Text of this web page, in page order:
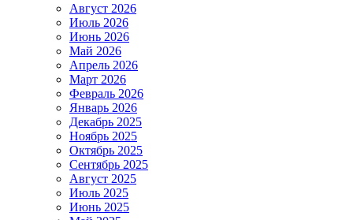
Август 2026
Июль 2026
Июнь 2026
Май 2026
Апрель 2026
Март 2026
Февраль 2026
Январь 2026
Декабрь 2025
Ноябрь 2025
Октябрь 2025
Сентябрь 2025
Август 2025
Июль 2025
Июнь 2025